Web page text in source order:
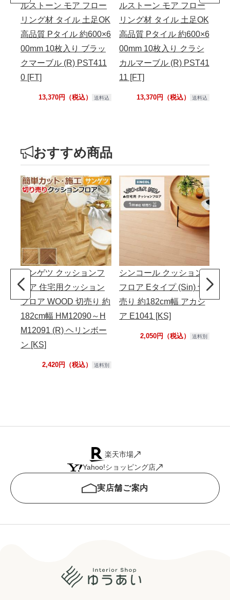
ルストーン モア フロー
リング材 タイル 土足OK
高品質 Pタイル 約600×6
00mm 10枚入り ブラッ
クマーブル (R) PST411
0 [FT]
13,370円（税込） 送料込
ルストーン モア フロー
リング材 タイル 土足OK
高品質 Pタイル 約600×6
00mm 10枚入り クラシ
カルマーブル (R) PST41
11 [FT]
13,370円（税込） 送料込
おすすめ商品
サンゲツ クッションフ
ロア 住宅用クッション
フロア WOOD 切売り 約
182cm幅 HM12090～H
M12091 (R) ヘリンボー
ン [KS]
2,420円（税込） 送料別
シンコール クッション
フロア Eタイプ (Sin) 切
売り 約182cm幅 アカシ
ア E1041 [KS]
2,050円（税込） 送料別
わ
楽天市場
Yahoo!ショッピング店
実店舗ご案内